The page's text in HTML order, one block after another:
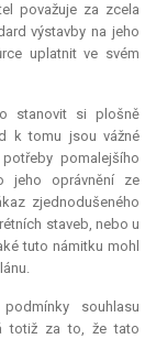
považuje za zcela
výstavby na jeho
uplatnit ve svém
stanovit si plošně
k tomu jsou vážné
pomalejšího
jeho oprávnění ze
zjednodušeného
staveb, nebo u
tuto námitku mohl
souhlasu
totiž za to, že tato